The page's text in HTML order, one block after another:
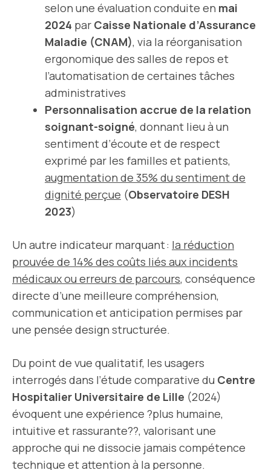
selon une évaluation conduite en mai
2024 par Caisse Nationale d’Assurance
Maladie (CNAM), via la réorganisation
ergonomique des salles de repos et
l’automatisation de certaines tâches
administratives
Personnalisation accrue de la relation
soignant-soigné, donnant lieu à un
sentiment d’écoute et de respect
exprimé par les familles et patients,
augmentation de 35% du sentiment de
dignité perçue (Observatoire DESH
2023)
Un autre indicateur marquant : la réduction
prouvée de 14% des coûts liés aux incidents
médicaux ou erreurs de parcours, conséquence
directe d’une meilleure compréhension,
communication et anticipation permises par
une pensée design structurée.
Du point de vue qualitatif, les usagers
interrogés dans l’étude comparative du Centre
Hospitalier Universitaire de Lille (2024)
évoquent une expérience ?plus humaine,
intuitive et rassurante??, valorisant une
approche qui ne dissocie jamais compétence
technique et attention à la personne.